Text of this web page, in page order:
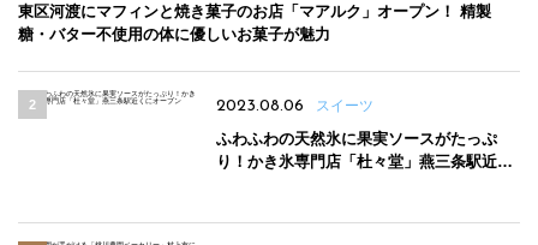
東区河渡にマフィンと焼き菓子のお店「マアルク」オープン！ 精製
糖・バター不使用の体に優しいお菓子が魅力
2023.08.06 スイーツ
ふわふわの天然氷に果実ソースがたっぷ
り！かき氷専門店「杜々堂」燕三条駅近く